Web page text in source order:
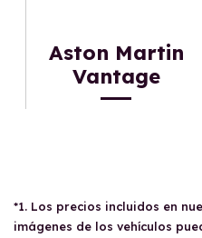
Aston Martin
Vantage
*1. Los precios incluidos en
imágenes de los vehículos